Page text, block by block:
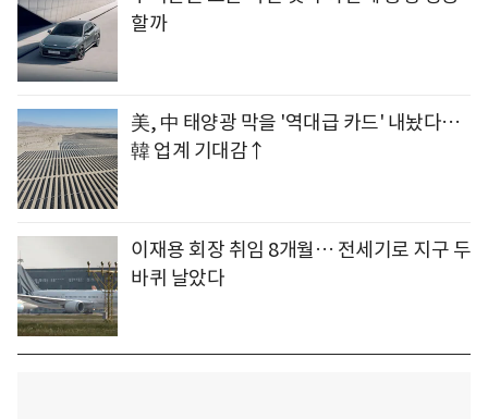
할까
美, 中 태양광 막을 '역대급 카드' 내놨다…
韓 업계 기대감↑
이재용 회장 취임 8개월… 전세기로 지구 두
바퀴 날았다